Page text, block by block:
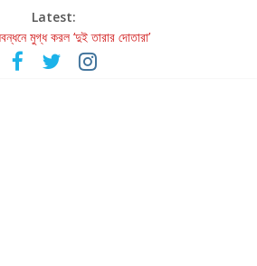
Latest:
মুগ্ধ করল ‘দুই তারার দোতারা’
শোনার বিবর্তনের গল্প
মঞ্চে এবার রথযাত্রার উদযাপন